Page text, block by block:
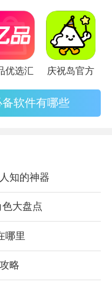
能是智能唤醒系统，
风或加速度计来监听
优选汇 庆祝岛官方
软件有哪些
知的神器
大盘点
哪里
略